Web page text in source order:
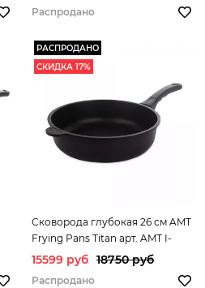
Распродано
РАСПРОДАНО
СКИДКА 17%
Сковорода глубокая 26 см AMT
Frying Pans Titan арт. AMT I-
726FIX
15599 руб 18750 руб
Распродано